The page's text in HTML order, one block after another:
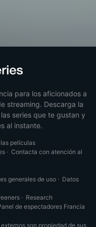
para los aficionados a
streaming. Descarga la
series que te gustan y
al instante.
películas
· Contacta con atención al
generales de uso· Datos
· Research
de espectadores Francia
son propiedad de sus